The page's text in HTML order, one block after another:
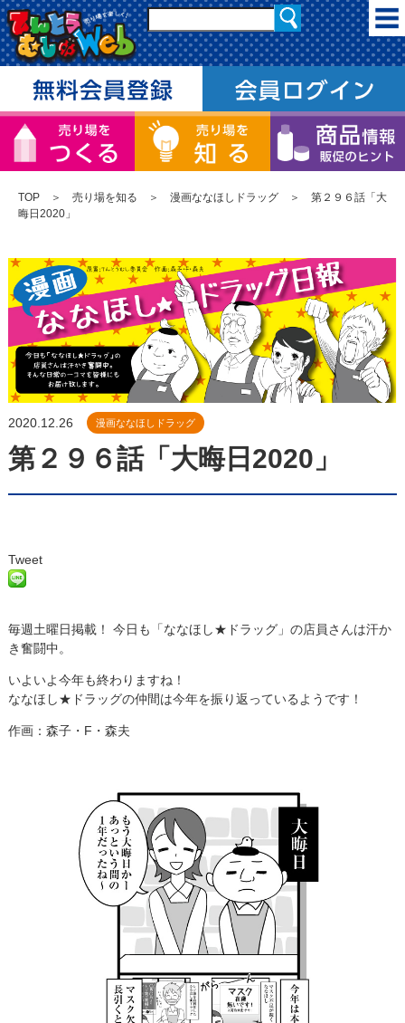
TOP ＞ 売り場を知る ＞ 漫画ななほしドラッグ ＞ 第２９６話「大
晦日2020」
2020.12.26 漫画ななほしドラッグ
第２９６話「大晦日2020」
Tweet
毎週土曜日掲載！ 今日も「ななほし★ドラッグ」の店員さんは汗か
き奮闘中。
いよいよ今年も終わりますね！
ななほし★ドラッグの仲間は今年を振り返っているようです！
作画：森子・F・森夫